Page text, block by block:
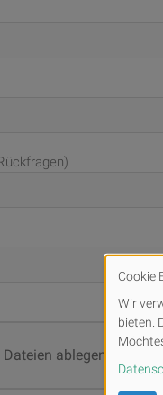
Dateien ablegen oder